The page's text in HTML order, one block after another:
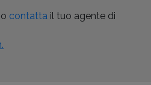
o contatta il tuo agente di